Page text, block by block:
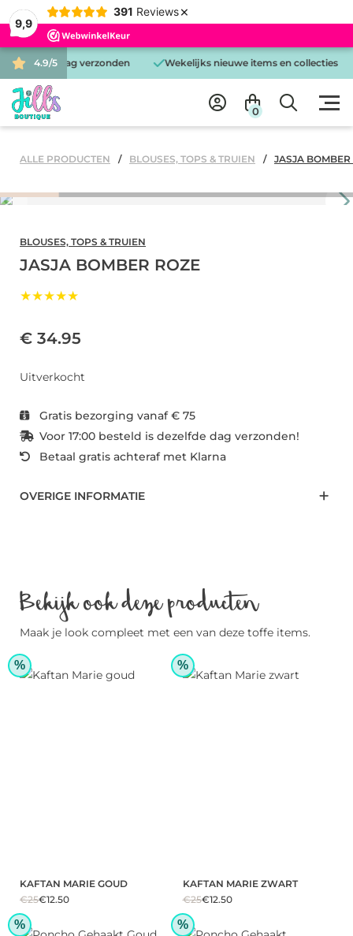
9,9
391 Reviews ×
4.9/5
dezelfde dag verzonden Wekelijks nieuwe items en collecties
0
ALLE PRODUCTEN BLOUSES, TOPS & TRUIEN JASJA BOMBER
BLOUSES, TOPS & TRUIEN
JASJA BOMBER ROZE
★★★★★
€ 34.95
Uitverkocht
Gratis bezorging vanaf € 75
Voor 17:00 besteld is dezelfde dag verzonden!
Betaal gratis achteraf met Klarna
OVERIGE INFORMATIE
Bekijk ook deze producten
Maak je look compleet met een van deze toffe items.
%
KAFTAN MARIE GOUD
€25€12.50
%
KAFTAN MARIE ZWART
€25€12.50
% %